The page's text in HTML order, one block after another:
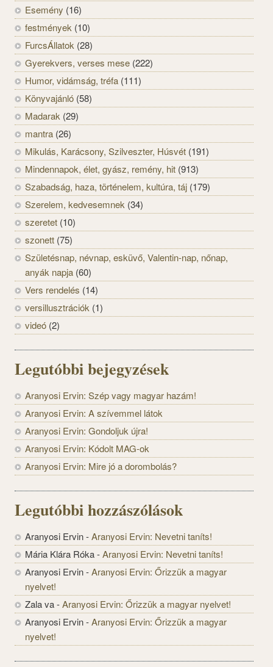
Esemény (16)
festmények (10)
FurcsÁllatok (28)
Gyerekvers, verses mese (222)
Humor, vidámság, tréfa (111)
Könyvajánló (58)
Madarak (29)
mantra (26)
Mikulás, Karácsony, Szilveszter, Húsvét (191)
Mindennapok, élet, gyász, remény, hit (913)
Szabadság, haza, történelem, kultúra, táj (179)
Szerelem, kedvesemnek (34)
szeretet (10)
szonett (75)
Születésnap, névnap, esküvő, Valentin-nap, nőnap,
anyák napja (60)
Vers rendelés (14)
versillusztrációk (1)
videó (2)
Legutóbbi bejegyzések
Aranyosi Ervin: Szép vagy magyar hazám!
Aranyosi Ervin: A szívemmel látok
Aranyosi Ervin: Gondoljuk újra!
Aranyosi Ervin: Kódolt MAG-ok
Aranyosi Ervin: Mire jó a dorombolás?
Legutóbbi hozzászólások
Aranyosi Ervin-Aranyosi Ervin: Nevetni taníts!
Mária Klára Róka-Aranyosi Ervin: Nevetni taníts!
Aranyosi Ervin-Aranyosi Ervin: Őrizzük a magyar
nyelvet!
Zala va-Aranyosi Ervin: Őrizzük a magyar nyelvet!
Aranyosi Ervin-Aranyosi Ervin: Őrizzük a magyar
nyelvet!